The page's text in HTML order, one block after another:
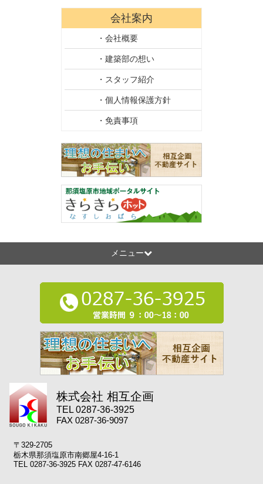
会社案内
・会社概要
・建築部の想い
・スタッフ紹介
・個人情報保護方針
・免責事項
メニュー
株式会社 相互企画
TEL 0287-36-3925
FAX 0287-36-9097
〒329-2705
栃木県那須塩原市南郷屋4-16-1
TEL 0287-36-3925 FAX 0287-47-6146